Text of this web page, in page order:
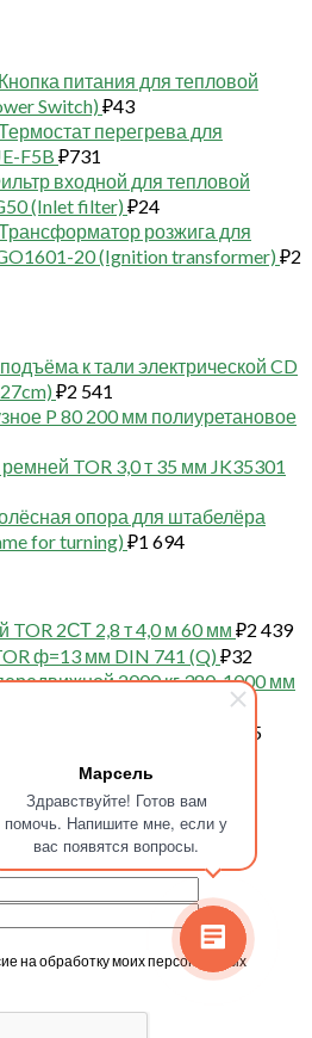
Марсель
Здравствуйте! Готов вам
помочь. Напишите мне, если у
вас появятся вопросы.
питания для тепловой
Switch) ₽43
перегрева для
F5B ₽731
входной для тепловой
(Inlet filter) ₽24
розжига для
20 (Ignition transformer) ₽2
к тали электрической CD
₽2 541
P 80 200 мм полиуретановое
TOR 3,0 т 35 мм JK35301
опора для штабелёра
for turning) ₽1 694
TOR 2СТ 2,8 т 4,0 м 60 мм ₽2 439
ф=13 мм DIN 741 (Q) ₽32
2000 кг 380-1000 мм
(S)
WS/IWS (Motor)
24 155
на обработку моих персональных